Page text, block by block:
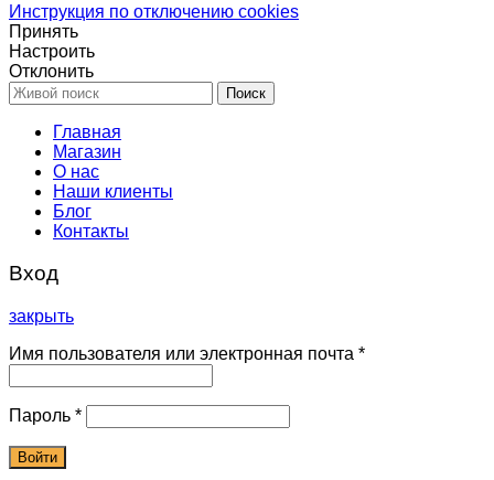
Инструкция по отключению cookies
Принять
Настроить
Отклонить
Поиск
Главная
Магазин
О нас
Наши клиенты
Блог
Контакты
Вход
закрыть
Имя пользователя или электронная почта *
Пароль *
Войти